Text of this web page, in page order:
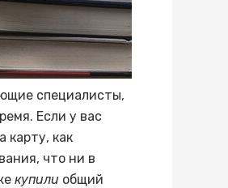
специалисты,
Если у вас
карту, как
что ни в
купили общий